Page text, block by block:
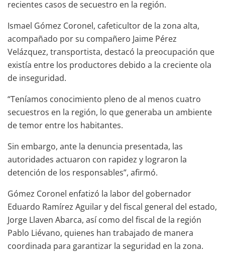
recientes casos de secuestro en la región.
Ismael Gómez Coronel, cafeticultor de la zona alta,
acompañado por su compañero Jaime Pérez
Velázquez, transportista, destacó la preocupación que
existía entre los productores debido a la creciente ola
de inseguridad.
“Teníamos conocimiento pleno de al menos cuatro
secuestros en la región, lo que generaba un ambiente
de temor entre los habitantes.
Sin embargo, ante la denuncia presentada, las
autoridades actuaron con rapidez y lograron la
detención de los responsables”, afirmó.
Gómez Coronel enfatizó la labor del gobernador
Eduardo Ramírez Aguilar y del fiscal general del estado,
Jorge Llaven Abarca, así como del fiscal de la región
Pablo Liévano, quienes han trabajado de manera
coordinada para garantizar la seguridad en la zona.